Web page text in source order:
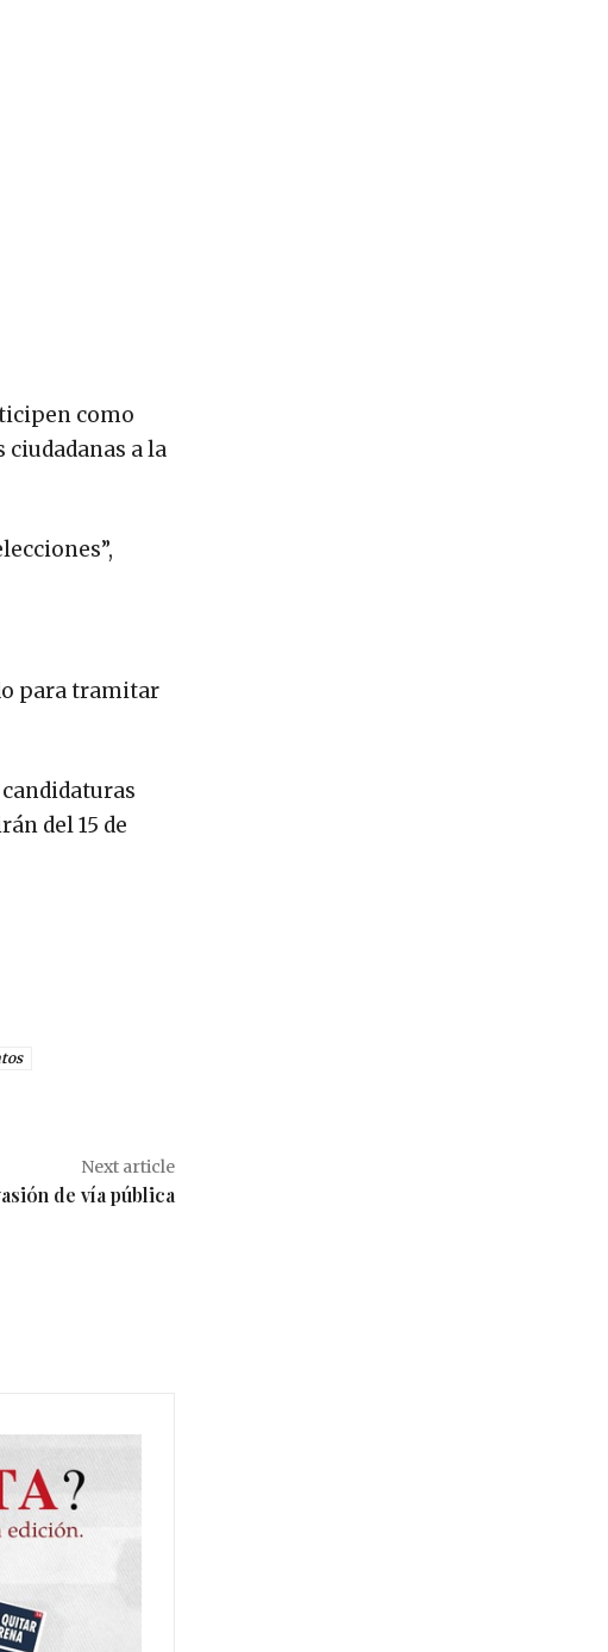
como
a la
para tramitar
del 15 de
Next article
de vía pública